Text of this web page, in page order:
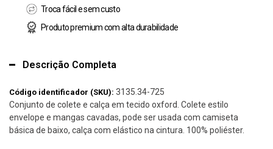
Troca fácil e sem custo
Produto premium com alta durabilidade
Descrição Completa
Código identificador (SKU): 3135.34-725
Conjunto de colete e calça em tecido oxford. Colete estilo
envelope e mangas cavadas, pode ser usada com camiseta
básica de baixo, calça com elástico na cintura. 100% poliéster.